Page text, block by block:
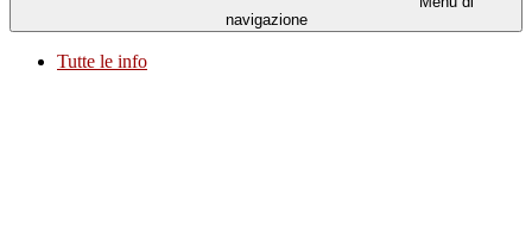
navigazione
Tutte le info